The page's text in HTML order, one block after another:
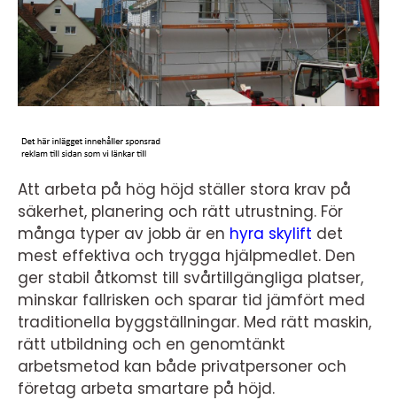
Att arbeta på hög höjd ställer stora krav på
säkerhet, planering och rätt utrustning. För
många typer av jobb är en hyra skylift det
mest effektiva och trygga hjälpmedlet. Den
ger stabil åtkomst till svårtillgängliga platser,
minskar fallrisken och sparar tid jämfört med
traditionella byggställningar. Med rätt maskin,
rätt utbildning och en genomtänkt
arbetsmetod kan både privatpersoner och
företag arbeta smartare på höjd.